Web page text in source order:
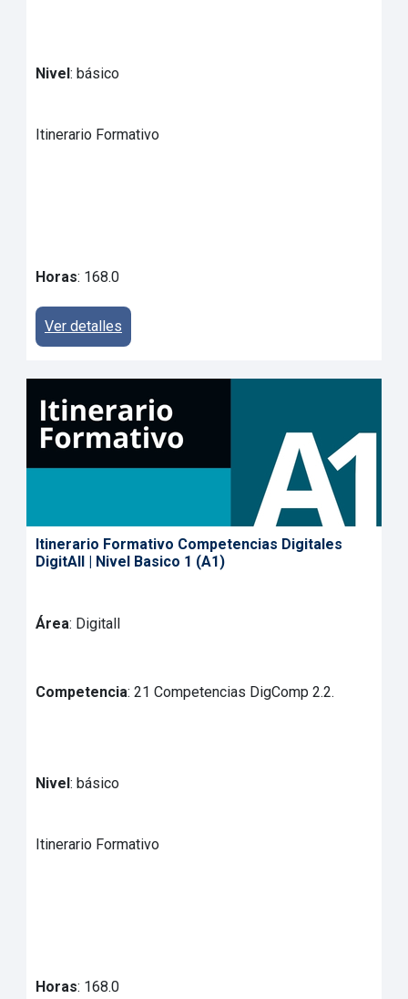
Nivel : básico
Itinerario Formativo
Horas: 168.0
Ver detalles
Itinerario Formativo Competencias Digitales
DigitAll | Nivel Basico 1 (A1)
Área: Digitall
Competencia: 21 Competencias DigComp 2.2.
Nivel : básico
Itinerario Formativo
Horas: 168.0